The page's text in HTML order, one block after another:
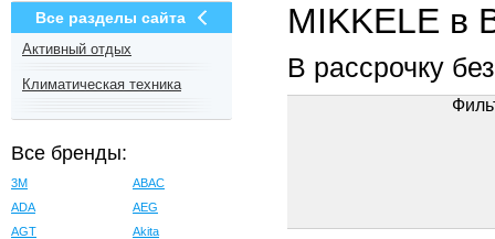
Все разделы сайта
Активный отдых
Климатическая техника
Все бренды:
3M
ABAC
ADA
AEG
AGT
Akita
MIKKELE в
В рассрочку